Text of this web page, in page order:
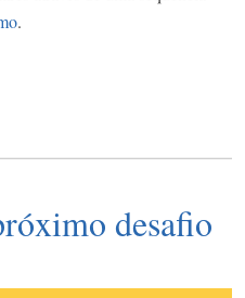
.
desafio